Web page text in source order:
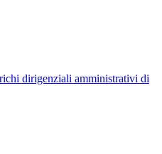
dirigenziali amministrativi di